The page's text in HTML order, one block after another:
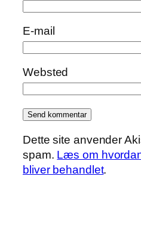
E-mail
Websted
Dette site anvender
spam. Læs om
bliver behandlet.